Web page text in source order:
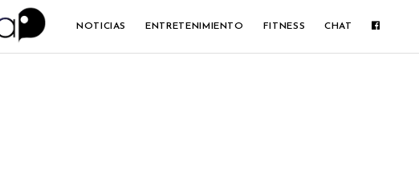
NOTICIAS ENTRETENIMIENTO FITNESS CHAT